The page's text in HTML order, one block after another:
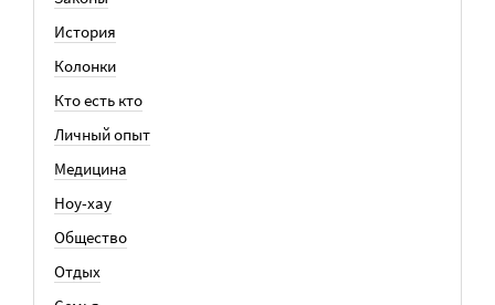
История
Колонки
Кто есть кто
Личный опыт
Медицина
Ноу-хау
Общество
Отдых